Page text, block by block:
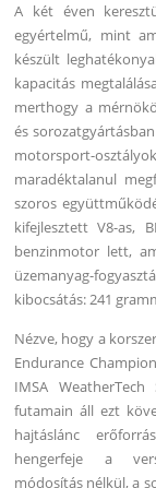
A két éven
egyértelmű, mint
készült
kapacitás
merthogy a
és
motorsport-
maradéktalanul
szoros
kifejlesztett V8-as,
benzinmotor lett,
üzemanyag-
kibocsátás: 241
Nézve, hogy a
Endurance
IMSA
futamain áll ezt
hajtáslánc
hengerfeje a
módosítás nélkül, a